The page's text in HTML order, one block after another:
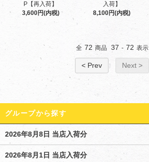
P【再入荷】
3,600円(内税)
入荷】
8,100円(内税)
全 72 商品 37 - 72 表示
< Prev Next >
グループから探す
2026年8月8日 当店入荷分
2026年8月1日 当店入荷分